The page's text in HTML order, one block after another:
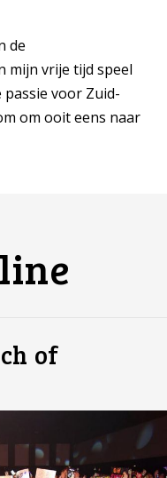
de
mijn vrije tijd speel
voor Zuid-
om ooit eens naar
of